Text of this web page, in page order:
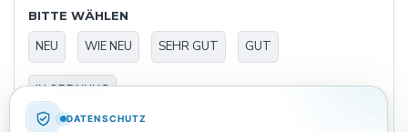
BITTE WÄHLEN
NEU WIE NEU SEHR GUT GUT
IN ORDNUNG
DATENSCHUTZ